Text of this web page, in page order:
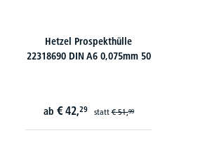
Hetzel Prospekthülle
22318690 DIN A6 0,075mm 50
ab € 42,29 statt€ 51,99